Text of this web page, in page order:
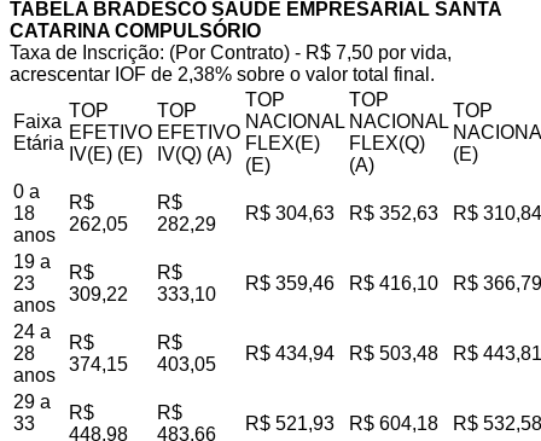
TABELA BRADESCO SAÚDE EMPRESARIAL SANTA
CATARINA COMPULSÓRIO
Taxa de Inscrição: (Por Contrato) - R$ 7,50 por vida,
acrescentar IOF de 2,38% sobre o valor total final.
Faixa
Etária
TOP
EFETIVO
IV(E) (E)
TOP
EFETIVO
IV(Q) (A)
TOP
NACIONAL
FLEX(E)
(E)
TOP
NACIONAL
FLEX(Q)
(A)
TOP
(E)
0 a
18
anos
R$
262,05
R$
282,29
R$ 304,63 R$ 352,63 R$ 310,84
19 a
23
anos
R$
309,22
R$
333,10
R$ 359,46 R$ 416,10 R$ 366,79
24 a
28
anos
R$
374,15
R$
403,05
R$ 434,94 R$ 503,48 R$ 443,81
29 a
33
R$
448,98
R$
483,66
R$ 521,93 R$ 604,18 R$ 532,58